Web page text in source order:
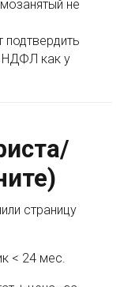
не
подтвердить
НДФЛ как у
страницу
< 24 мес.